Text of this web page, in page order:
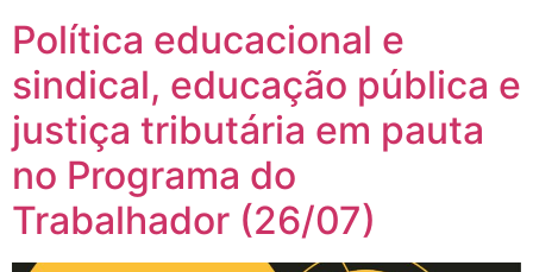
Política educacional e
sindical, educação pública e
justiça tributária em pauta
no Programa do
Trabalhador (26/07)